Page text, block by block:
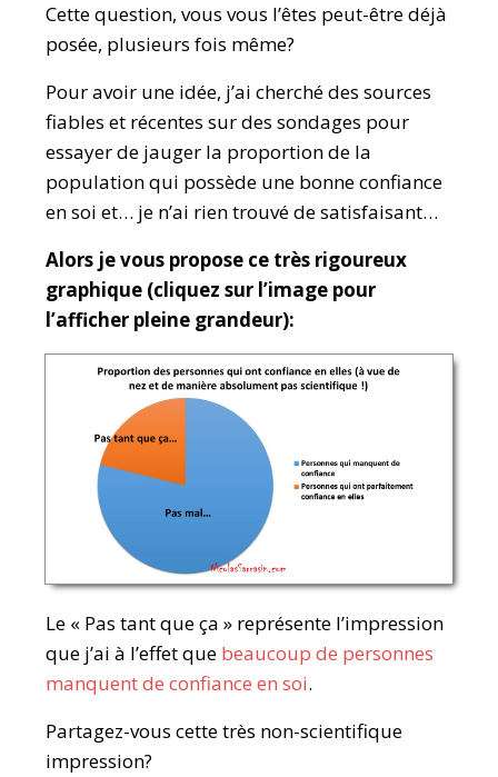
Cette question, vous vous l’êtes peut-être déjà
posée, plusieurs fois même?
Pour avoir une idée, j’ai cherché des sources
fiables et récentes sur des sondages pour
essayer de jauger la proportion de la
population qui possède une bonne confiance
en soi et… je n’ai rien trouvé de satisfaisant…
Alors je vous propose ce très rigoureux
graphique (cliquez sur l’image pour
l’afficher pleine grandeur):
Le « Pas tant que ça » représente l’impression
que j’ai à l’effet que beaucoup de personnes
manquent de confiance en soi.
Partagez-vous cette très non-scientifique
impression?